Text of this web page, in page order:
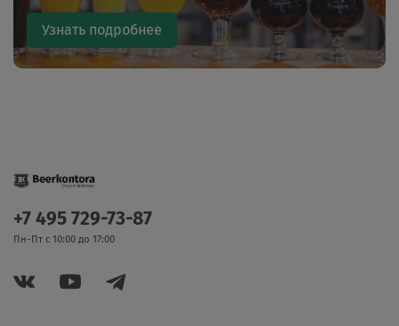
Узнать подробнее
+7 495 729-73-87
Пн-Пт с 10:00 до 17:00